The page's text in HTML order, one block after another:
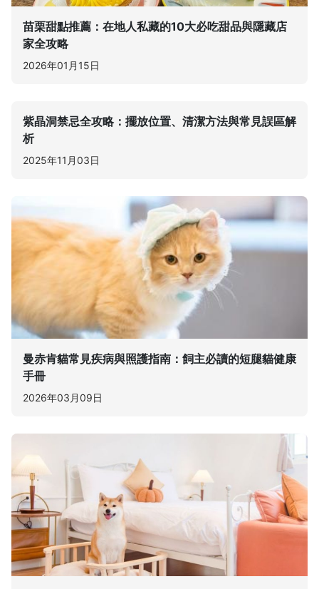
苗栗甜點推薦：在地人私藏的10大必吃甜品與隱藏店
家全攻略
2026年01月15日
紫晶洞禁忌全攻略：擺放位置、清潔方法與常見誤區解
析
2025年11月03日
曼赤肯貓常見疾病與照護指南：飼主必讀的短腿貓健康
手冊
2026年03月09日